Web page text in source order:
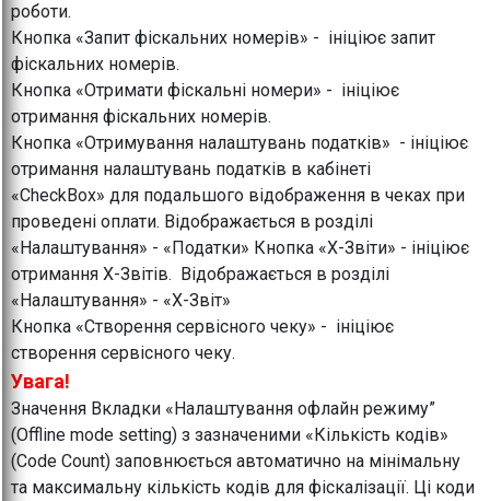
роботи.
Кнопка «Запит фіскальних номерів» - ініціює запит
фіскальних номерів.
Кнопка «Отримати фіскальні номери» - ініціює
отримання фіскальних номерів.
Кнопка «Отримування налаштувань податків» - ініціює
отримання налаштувань податків в кабінеті
«CheckBox» для подальшого відображення в чеках при
проведені оплати. Відображається в розділі
«Налаштування» - «Податки» Кнопка «Х-Звіти» - ініціює
отримання Х-Звітів. Відображається в розділі
«Налаштування» - «Х-Звіт»
Кнопка «Створення сервісного чеку» - ініціює
створення сервісного чеку.
Увага!
Значення Вкладки «Налаштування офлайн режиму”
(Offline mode setting) з зазначеними «Кількість кодів»
(Code Count) заповнюється автоматично на мінімальну
та максимальну кількість кодів для фіскалізації. Ці коди